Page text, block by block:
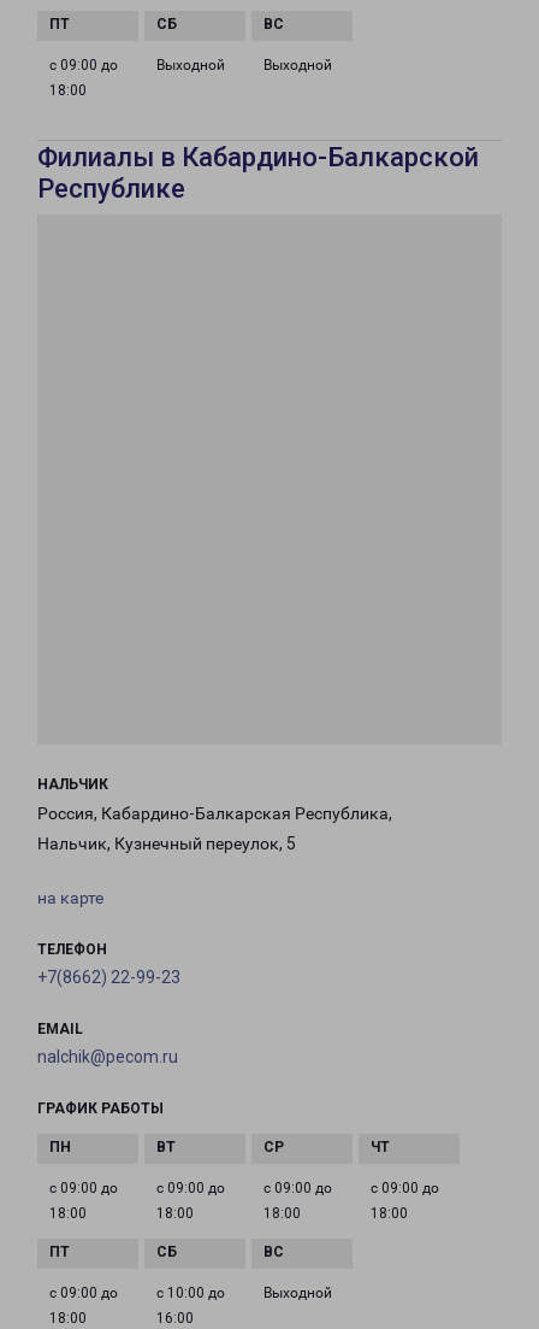
с 09:00 до
18:00
Выходной Выходной
Филиалы в Кабардино-Балкарской
Республике
НАЛЬЧИК
Россия, Кабардино-Балкарская Республика,
Нальчик, Кузнечный переулок, 5
на карте
ТЕЛЕФОН
+7(8662) 22-99-23
EMAIL
nalchik@pecom.ru
ГРАФИК РАБОТЫ
с 09:00 до
18:00
с 09:00 до
18:00
с 09:00 до
18:00
с 09:00 до
18:00
с 09:00 до
18:00
с 10:00 до
16:00
Выходной